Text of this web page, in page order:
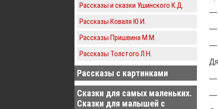
Рассказы и сказки Ушинского К.Д.
Рассказы Коваля Ю.И.
Рассказы Пришвина М.М.
Рассказы Толстого Л.Н.
Рассказы с картинками
Сказки для самых маленьких.
Сказки для малышей с
—
—
—
—
—